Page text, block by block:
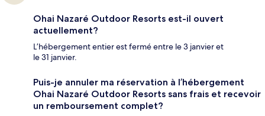
Ohai Nazaré Outdoor Resorts est-il ouvert
actuellement?
L’hébergement entier est fermé entre le 3 janvier et
le 31 janvier.
Puis-je annuler ma réservation à l’hébergement
Ohai Nazaré Outdoor Resorts sans frais et recevoir
un remboursement complet?